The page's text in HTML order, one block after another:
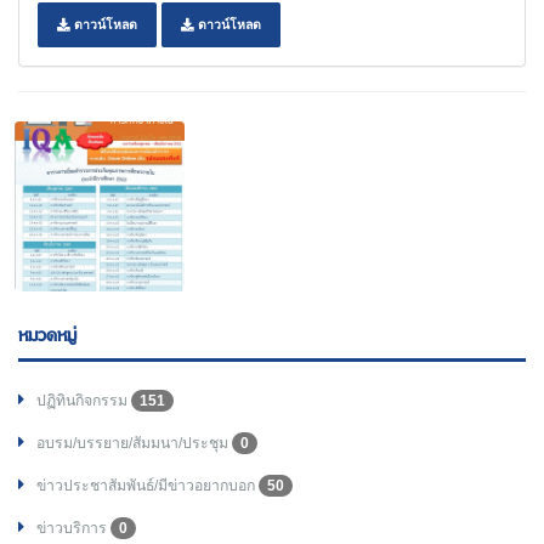
ดาวน์โหลด ดาวน์โหลด
หมวดหมู่
ปฏิทินกิจกรรม 151
อบรม/บรรยาย/สัมมนา/ประชุม 0
ข่าวประชาสัมพันธ์/มีข่าวอยากบอก 50
ข่าวบริการ 0